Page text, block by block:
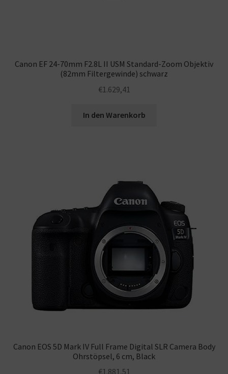
Canon EF 24-70mm F2.8L II USM Standard-Zoom Objektiv
(82mm Filtergewinde) schwarz
€1.629,41
In den Warenkorb
Canon EOS 5D Mark IV Full Frame Digital SLR Camera Body
Ohrstöpsel, 6 cm, Black
€1.881,51